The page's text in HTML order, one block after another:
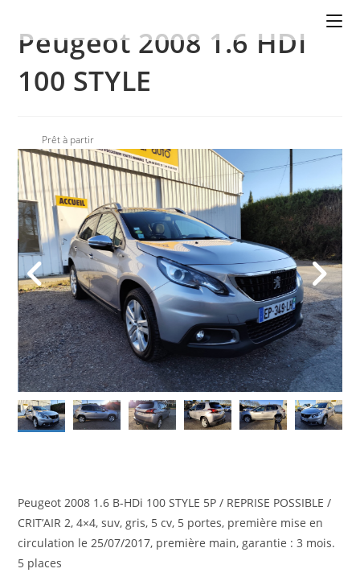
Peugeot 2008 1.6 HDI
100 STYLE
Prêt à partir
Peugeot 2008 1.6 B-HDi 100 STYLE 5P / REPRISE POSSIBLE /
CRIT’AIR 2, 4×4, suv, gris, 5 cv, 5 portes, première mise en
circulation le 25/07/2017, première main, garantie : 3 mois.
5 places